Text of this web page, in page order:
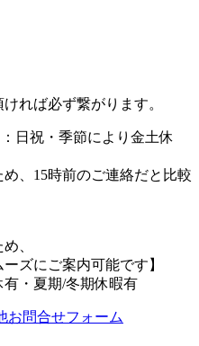
れば必ず繋がります。
日祝・季節により金土休
め、15時前のご連絡だと比較
、
ズにご案内可能です】
・夏期/冬期休暇有
お問合せフォーム